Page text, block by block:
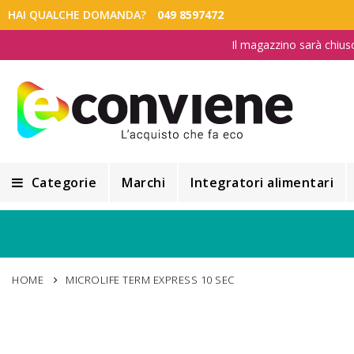
HAI QUALCHE DOMANDA? 049 8597472
Il magazzino sarà
Categorie
Alimentazione e Dietetica
Marchi Integratori alimentari
HOME MICROLIFE TERM EXPRESS 10 SEC